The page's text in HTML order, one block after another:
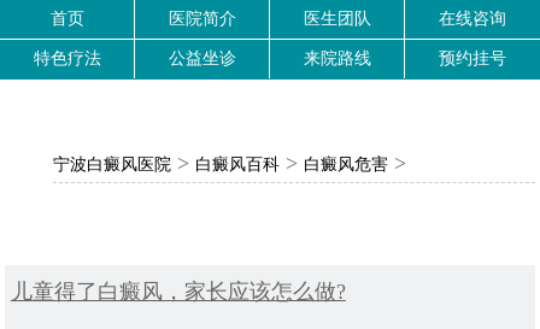
首页 医院简介 医生团队 在线咨询
特色疗法 公益坐诊 来院路线 预约挂号
宁波白癜风医院 > 白癜风百科 > 白癜风危害 >
儿童得了白癜风，家长应该怎么做?